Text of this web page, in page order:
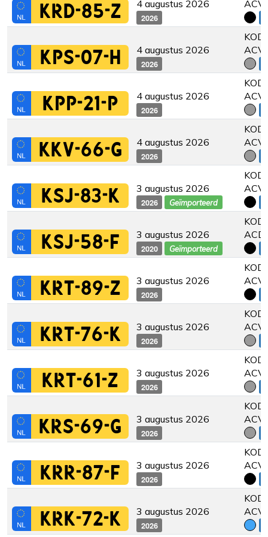
KRD-85-Z 4 augustus 2026
2026
KPS-07-H 4 augustus 2026
2026
KPP-21-P 4 augustus 2026
2026
KKV-66-G 4 augustus 2026
2026
KSJ-83-K 3 augustus 2026
2026 Geïmporteerd
KSJ-58-F 3 augustus 2026
2020 Geïmporteerd
KRT-89-Z 3 augustus 2026
2026
KRT-76-K 3 augustus 2026
2026
KRT-61-Z 3 augustus 2026
2026
KRS-69-G 3 augustus 2026
2026
KRR-87-F 3 augustus 2026
2026
KRK-72-K 3 augustus 2026
2026